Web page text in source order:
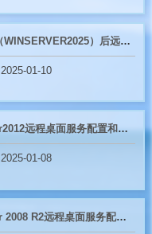
解决升级WIN11（WINSERVER2025）后远程桌面内部分内容显示花屏
2025-01-10
Windows Server2012远程桌面服务配置和授权激活
2025-01-08
Windows Server 2008 R2远程桌面服务配置和授权激活